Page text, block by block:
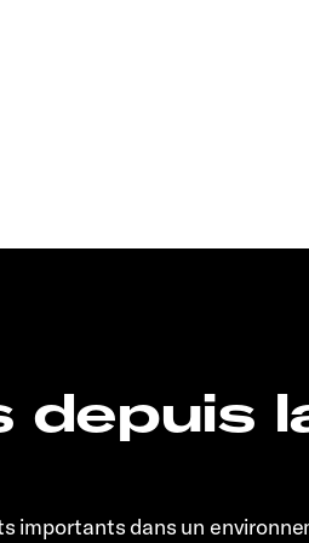
depuis
importants dans un